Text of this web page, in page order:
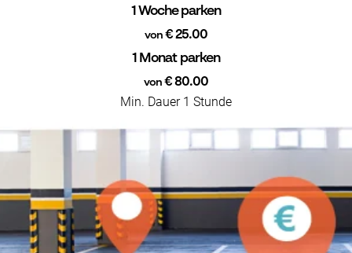
1 Woche parken
von€ 25.00
1 Monat parken
von€ 80.00
Min. Dauer 1 Stunde